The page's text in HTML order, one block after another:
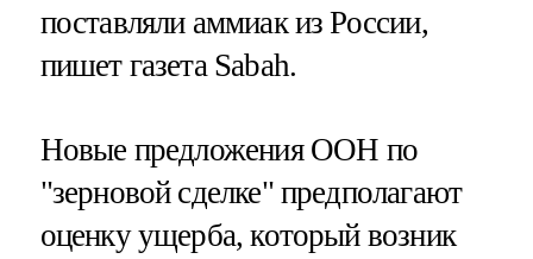
поставляли аммиак из России,
пишет газета Sabah.
Новые предложения ООН по
"зерновой сделке" предполагают
оценку ущерба, который возник